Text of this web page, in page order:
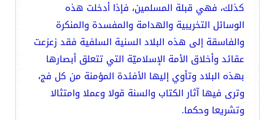
كذلك، فهي قبلة المسلمين، فإذا أدخلت هذه
الوسائل التخريبية والهدامة والمفسدة والمنكرة
والفاسقة إلى هذه البلاد السنية السلفية فقد زعزعت
عقائد وأخلاق الأمة الإسلاميّة التي تتعلق أبصارها
بهذه البلاد وتأوي إليها الأفئدة المؤمنة من كل فج،
وترى فيها آثار الكتاب والسنة قولا وعملا وامتثالا
وتشريعا وحكما.